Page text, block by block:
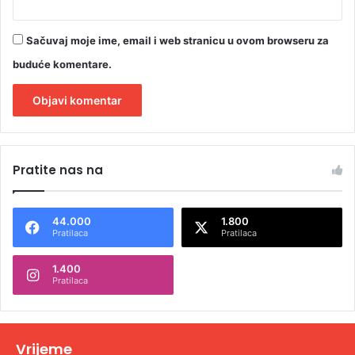
Sačuvaj moje ime, email i web stranicu u ovom browseru za
buduće komentare.
t
n
t
v
Pratite nas na
44.000
Pratilaca
1.800
Pratilaca
1.400
Pratilaca
Vrijeme